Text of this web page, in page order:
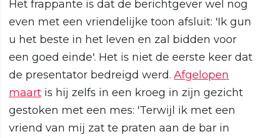
Het frappante is dat de berichtgever wel nog
even met een vriendelijke toon afsluit: 'Ik gun
u het beste in het leven en zal bidden voor
een goed einde'. Het is niet de eerste keer dat
de presentator bedreigd werd. Afgelopen
maart is hij zelfs in een kroeg in zijn gezicht
gestoken met een mes: 'Terwijl ik met een
vriend van mij zat te praten aan de bar in